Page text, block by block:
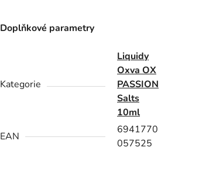
Doplňkové parametry
Kategorie
Liquidy
Oxva OX
PASSION
Salts
10ml
EAN
6941770
057525